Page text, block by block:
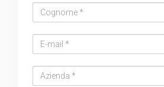
address